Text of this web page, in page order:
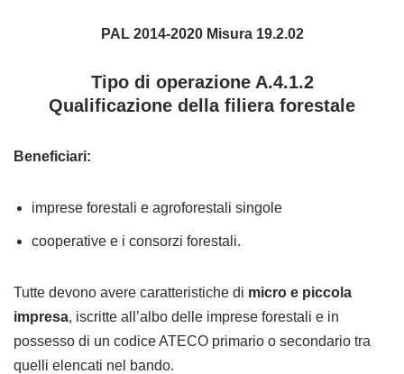
PAL 2014-2020 Misura 19.2.02
Tipo di operazione A.4.1.2
Qualificazione della filiera forestale
Beneficiari:
imprese forestali e agroforestali singole
cooperative e i consorzi forestali.
Tutte devono avere caratteristiche di micro e piccola
impresa, iscritte all’albo delle imprese forestali e in
possesso di un codice ATECO primario o secondario tra
quelli elencati nel bando.